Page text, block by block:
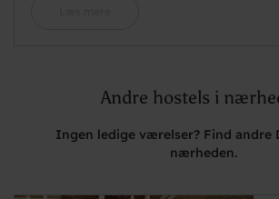
Andre hostels i
Ingen ledige værelser? Find andre
nærheden.